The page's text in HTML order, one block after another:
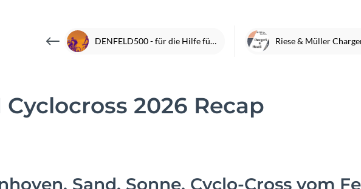
Giro
Hercules
DENFELD500 - für die Hilfe für krebskranke Kinder Frankfurt e.V.
Cyclocross 2026 Recap
Sand. Sonne. Cyclo-Cross vom